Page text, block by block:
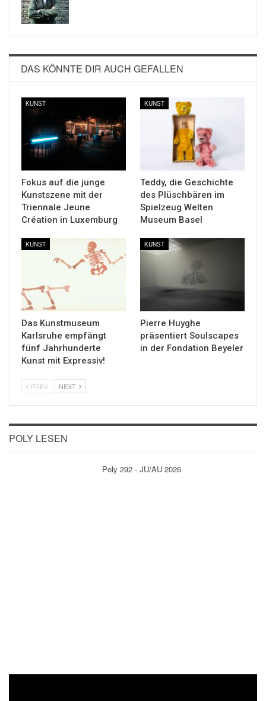
DAS KÖNNTE DIR AUCH GEFALLEN
KUNST
Fokus auf die junge
Kunstszene mit der
Triennale Jeune
Création in Luxemburg
KUNST
Teddy, die Geschichte
des Plüschbären im
Spielzeug Welten
Museum Basel
KUNST
Das Kunstmuseum
Karlsruhe empfängt
fünf Jahrhunderte
Kunst mit Expressiv!
KUNST
Pierre Huyghe
präsentiert Soulscapes
in der Fondation Beyeler
PREV NEXT
POLY LESEN
Poly 292 - JU/AU 2026